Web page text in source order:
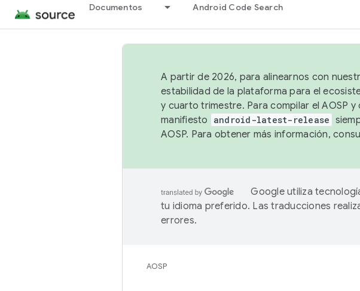
Documentos Android Code Search
A partir de 2026, para alinearnos con
estabilidad de la plataforma para el
y cuarto trimestre. Para compilar el AOSP y
manifiesto
android-latest-release
AOSP. Para obtener más información,
Google utiliza
tu idioma preferido. Las traducciones
errores.
AOSP